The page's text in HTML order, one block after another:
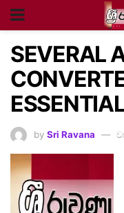
SEVERAL
by Sri Ravana